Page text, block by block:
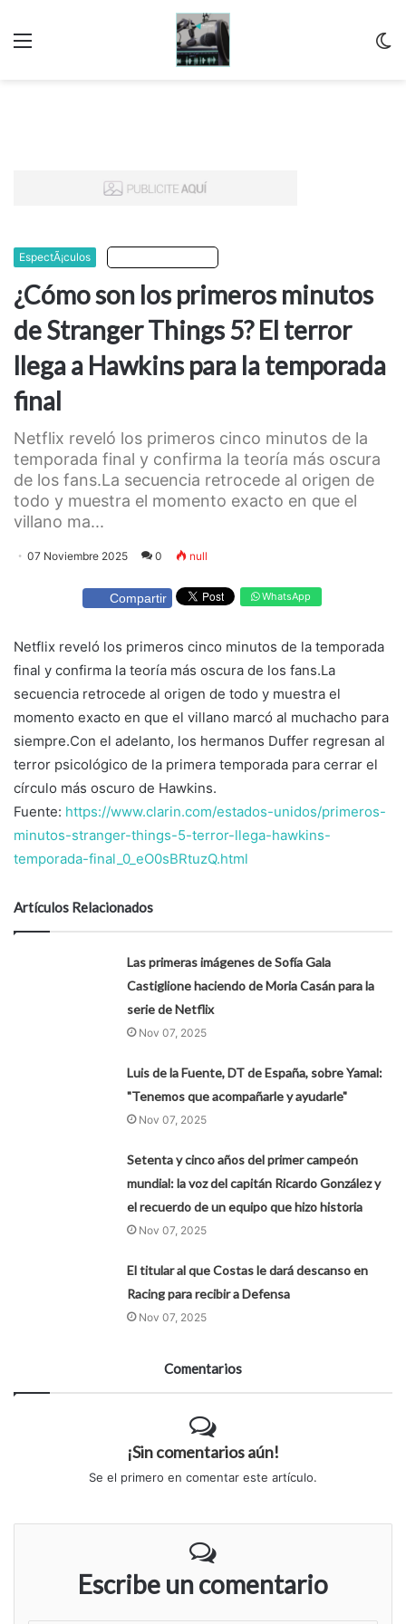
EspectÃ¡culos
¿Cómo son los primeros minutos
de Stranger Things 5? El terror
llega a Hawkins para la temporada
final
Netflix reveló los primeros cinco minutos de la
temporada final y confirma la teoría más oscura
de los fans.La secuencia retrocede al origen de
todo y muestra el momento exacto en que el
villano ma...
07 Noviembre 2025 0 null
Compartir WhatsApp
Netflix reveló los primeros cinco minutos de la temporada
final y confirma la teoría más oscura de los fans.La
secuencia retrocede al origen de todo y muestra el
momento exacto en que el villano marcó al muchacho para
siempre.Con el adelanto, los hermanos Duffer regresan al
terror psicológico de la primera temporada para cerrar el
círculo más oscuro de Hawkins.
Fuente: https://www.clarin.com/estados-unidos/primeros-
minutos-stranger-things-5-terror-llega-hawkins-
temporada-final_0_eO0sBRtuzQ.html
Artículos Relacionados
Las primeras imágenes de Sofía Gala
Castiglione haciendo de Moria Casán para la
serie de Netflix
Nov 07, 2025
Luis de la Fuente, DT de España, sobre Yamal:
"Tenemos que acompañarle y ayudarle"
Nov 07, 2025
Setenta y cinco años del primer campeón
mundial: la voz del capitán Ricardo González y
el recuerdo de un equipo que hizo historia
Nov 07, 2025
El titular al que Costas le dará descanso en
Racing para recibir a Defensa
Nov 07, 2025
Comentarios
¡Sin comentarios aún!
Se el primero en comentar este artículo.
Escribe un comentario